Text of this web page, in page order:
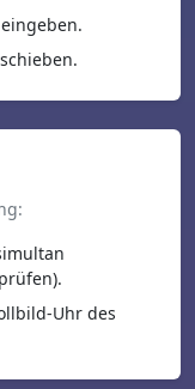
Uhr des